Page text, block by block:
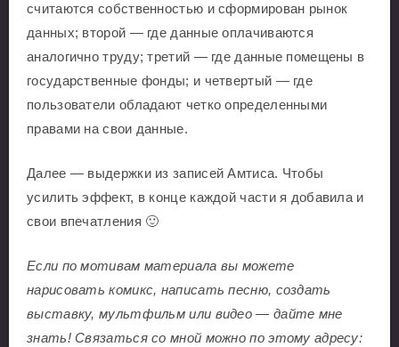
считаются собственностью и сформирован рынок
данных; второй — где данные оплачиваются
аналогично труду; третий — где данные помещены в
государственные фонды; и четвертый — где
пользователи обладают четко определенными
правами на свои данные.
Далее — выдержки из записей Амтиса. Чтобы
усилить эффект, в конце каждой части я добавила и
свои впечатления 🙂
Если по мотивам материала вы можете
нарисовать комикс, написать песню, создать
выставку, мультфильм или видео — дайте мне
знать! Связаться со мной можно по этому адресу: